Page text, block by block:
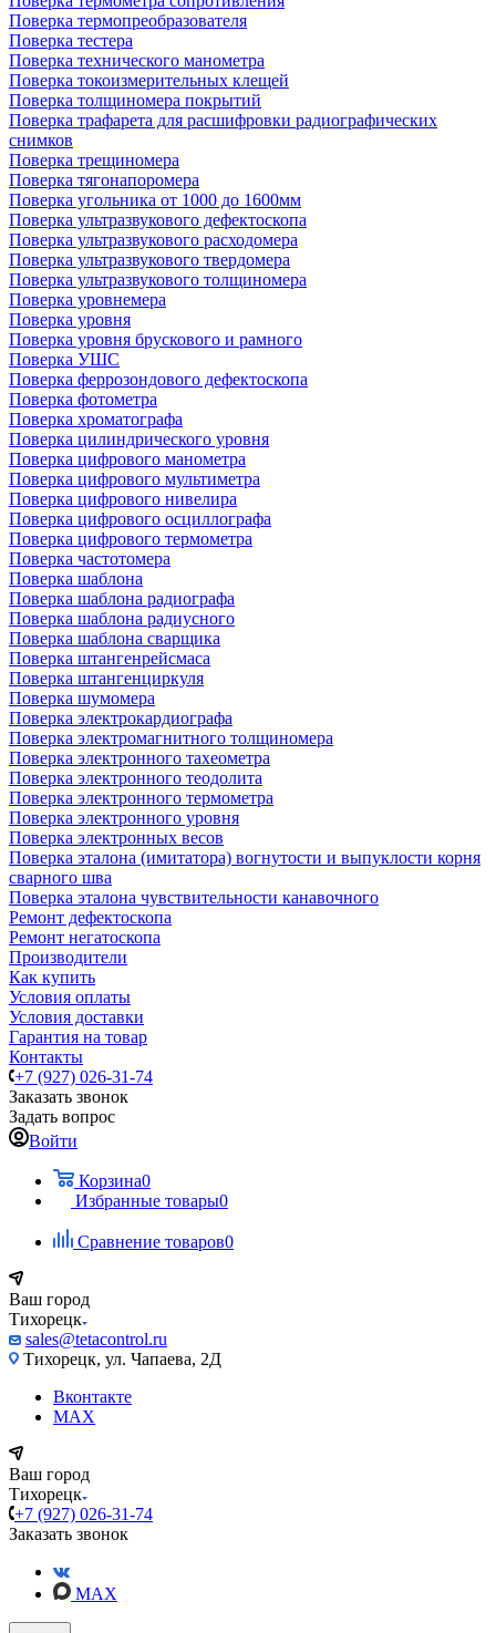
Поверка термопреобразователя
Поверка тестера
Поверка технического манометра
Поверка токоизмерительных клещей
Поверка толщиномера покрытий
Поверка трафарета для расшифровки радиографических
снимков
Поверка трещиномера
Поверка тягонапоромера
Поверка угольника от 1000 до 1600мм
Поверка ультразвукового дефектоскопа
Поверка ультразвукового расходомера
Поверка ультразвукового твердомера
Поверка ультразвукового толщиномера
Поверка уровнемера
Поверка уровня
Поверка уровня брускового и рамного
Поверка УШС
Поверка феррозондового дефектоскопа
Поверка фотометра
Поверка хроматографа
Поверка цилиндрического уровня
Поверка цифрового манометра
Поверка цифрового мультиметра
Поверка цифрового нивелира
Поверка цифрового осциллографа
Поверка цифрового термометра
Поверка частотомера
Поверка шаблона
Поверка шаблона радиографа
Поверка шаблона радиусного
Поверка шаблона сварщика
Поверка штангенрейсмаса
Поверка штангенциркуля
Поверка шумомера
Поверка электрокардиографа
Поверка электромагнитного толщиномера
Поверка электронного тахеометра
Поверка электронного теодолита
Поверка электронного термометра
Поверка электронного уровня
Поверка электронных весов
Поверка эталона (имитатора) вогнутости и выпуклости корня
сварного шва
Поверка эталона чувствительности канавочного
Ремонт дефектоскопа
Ремонт негатоскопа
Производители
Как купить
Условия оплаты
Условия доставки
Гарантия на товар
Контакты
+7 (927) 026-31-74
Заказать звонок
Задать вопрос
Войти
Корзина0
Избранные товары0
Сравнение товаров0
Ваш город
Тихорецк
sales@tetacontrol.ru
Тихорецк, ул. Чапаева, 2Д
Вконтакте
MAX
Ваш город
Тихорецк
+7 (927) 026-31-74
Заказать звонок
MAX